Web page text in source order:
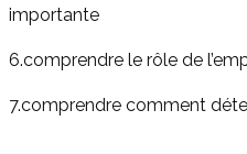
importante
6.comprendre le rôle de
7.comprendre comment